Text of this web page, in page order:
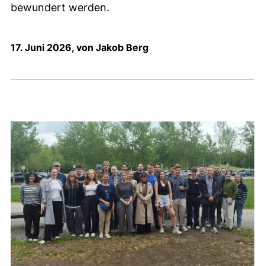
bewundert werden.
17. Juni 2026, von Jakob Berg
Medien